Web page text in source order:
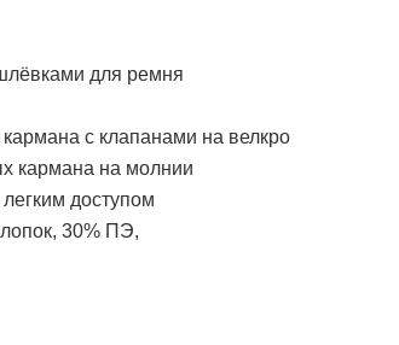
для ремня
с клапанами на велкро
кармана на молнии
доступом
30% ПЭ,